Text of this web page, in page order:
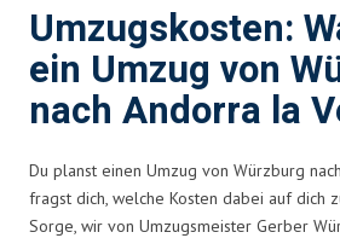
Umzugskosten:
ein Umzug von
nach Andorra la
Du planst einen Umzug von Würzburg
fragst dich, welche Kosten dabei auf dich
Sorge, wir von Umzugsmeister Gerber